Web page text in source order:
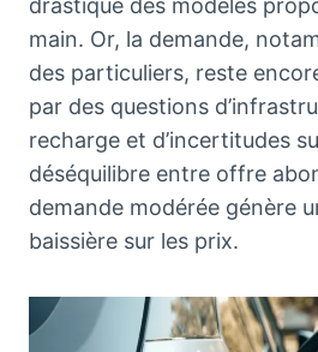
drastique des modèles
main. Or, la demande,
des particuliers, reste
par des questions
recharge et d’incertitudes
déséquilibre entre offre
demande modérée génère
baissière sur les prix.